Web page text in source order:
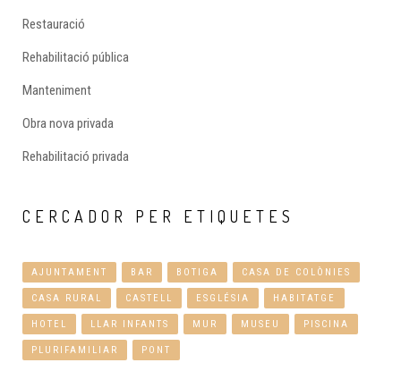
Restauració
Rehabilitació pública
Manteniment
Obra nova privada
Rehabilitació privada
CERCADOR PER ETIQUETES
AJUNTAMENT BAR BOTIGA CASA DE COLÒNIES
CASA RURAL CASTELL ESGLÉSIA HABITATGE
HOTEL LLAR INFANTS MUR MUSEU PISCINA
PLURIFAMILIAR PONT